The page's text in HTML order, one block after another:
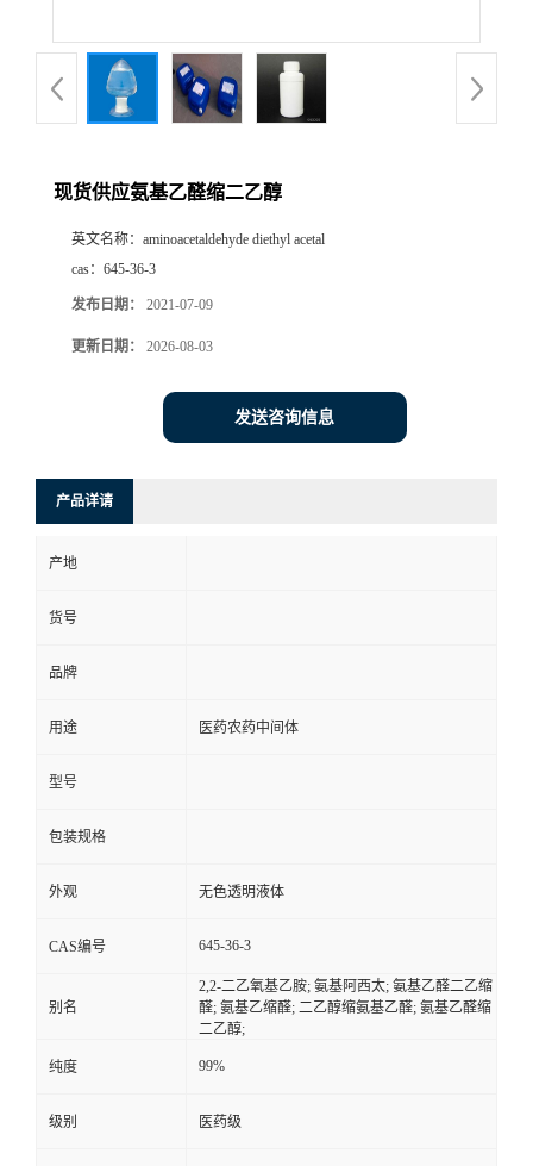
现货供应氨基乙醛缩二乙醇
英文名称： aminoacetaldehyde diethyl acetal
cas： 645-36-3
发布日期： 2021-07-09
更新日期： 2026-08-03
发送咨询信息
产品详请
产地
货号
品牌
用途 医药农药中间体
型号
包装规格
外观 无色透明液体
CAS编号 645-36-3
别名
2,2-二乙氧基乙胺; 氨基阿西太; 氨基乙醛二乙缩
醛; 氨基乙缩醛; 二乙醇缩氨基乙醛; 氨基乙醛缩
二乙醇;
纯度 99%
级别 医药级